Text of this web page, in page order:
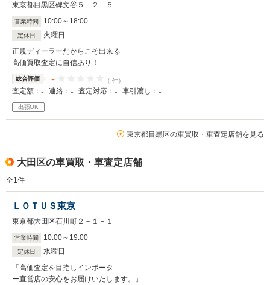
東京都目黒区碑文谷５－２－５
営業時間 10:00～ 18:00
定休日
火曜日
正規ディーラーだからこそ出来る
高価買取査定に自信あり！
総合評価 - （-件）
査定額： - 連絡： - 査定対応： - 車引渡し： -
出張OK
東京都目黒区の車買取・車査定店舗を見る
大田区の車買取・車査定店舗
全1件
ＬＯＴＵＳ東京
東京都大田区石川町２－１－１
営業時間 10:00～ 19:00
定休日
水曜日
「高価査定を目指しインポータ
ー直営店の安心をお届けいたします。」